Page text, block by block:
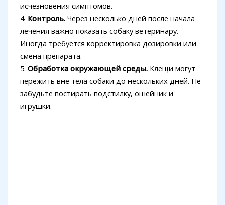
исчезновения симптомов.
4. Контроль.Через несколько дней после начала
лечения важно показать собаку ветеринару.
Иногда требуется корректировка дозировки или
смена препарата.
5. Обработка окружающей среды.Клещи могут
пережить вне тела собаки до нескольких дней. Не
забудьте постирать подстилку, ошейник и
игрушки.